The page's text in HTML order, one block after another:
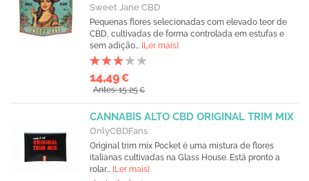
Sweet Jane CBD
Pequenas flores selecionadas com elevado teor de
CBD, cultivadas de forma controlada em estufas e
sem adição... [Ler mais]
14,49€
Antes: 15,25€
CANNABIS ALTO CBD ORIGINAL TRIM MIX
OnlyCBDFans
Original trim mix Pocket é uma mistura de flores
italianas cultivadas na Glass House. Está pronto a
rolar... [Ler mais]